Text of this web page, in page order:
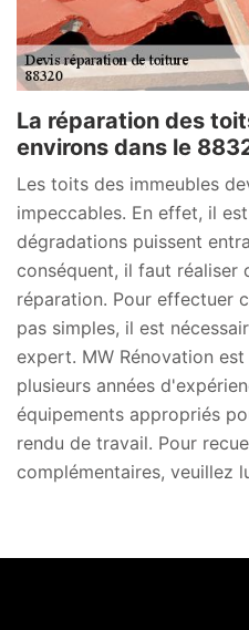
La réparation des
environs dans le
Les toits des immeubles
impeccables. En effet, il
dégradations puissent
conséquent, il faut réaliser
réparation. Pour effectuer
pas simples, il est
expert. MW Rénovation
plusieurs années
équipements appropriés
rendu de travail. Pour
complémentaires, veuillez